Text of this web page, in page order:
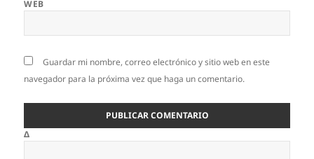
WEB
Guardar mi nombre, correo electrónico y sitio web en este
navegador para la próxima vez que haga un comentario.
Δ